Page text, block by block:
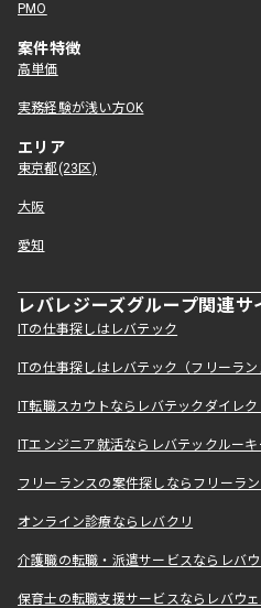
PMO
案件特徴
高単価
実務経験が浅い方OK
エリア
東京都(23区)
大阪
愛知
レバレジーズグループ関連サ
ITの仕事探しはレバテック
ITの仕事探しはレバテック（フリーラン
IT転職スカウトならレバテックダイレク
ITエンジニア就活ならレバテックルーキ
フリーランスの案件探しならフリーラ
オンライン診療ならレバクリ
介護職の転職・派遣サービスならレバ
保育士の転職支援サービスならレバウ